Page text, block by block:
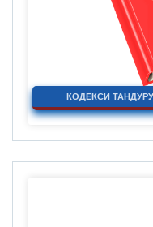
КОДЕКСИ